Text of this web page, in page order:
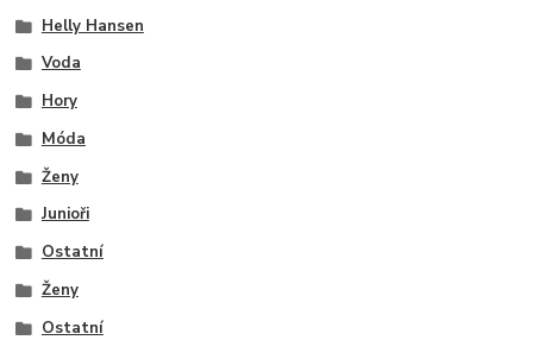
Helly Hansen
Voda
Hory
Móda
Ženy
Junioři
Ostatní
Ženy
Ostatní